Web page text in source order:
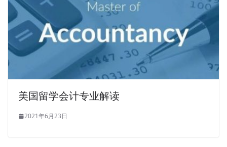
美国留学会计专业解读
2021年6月23日